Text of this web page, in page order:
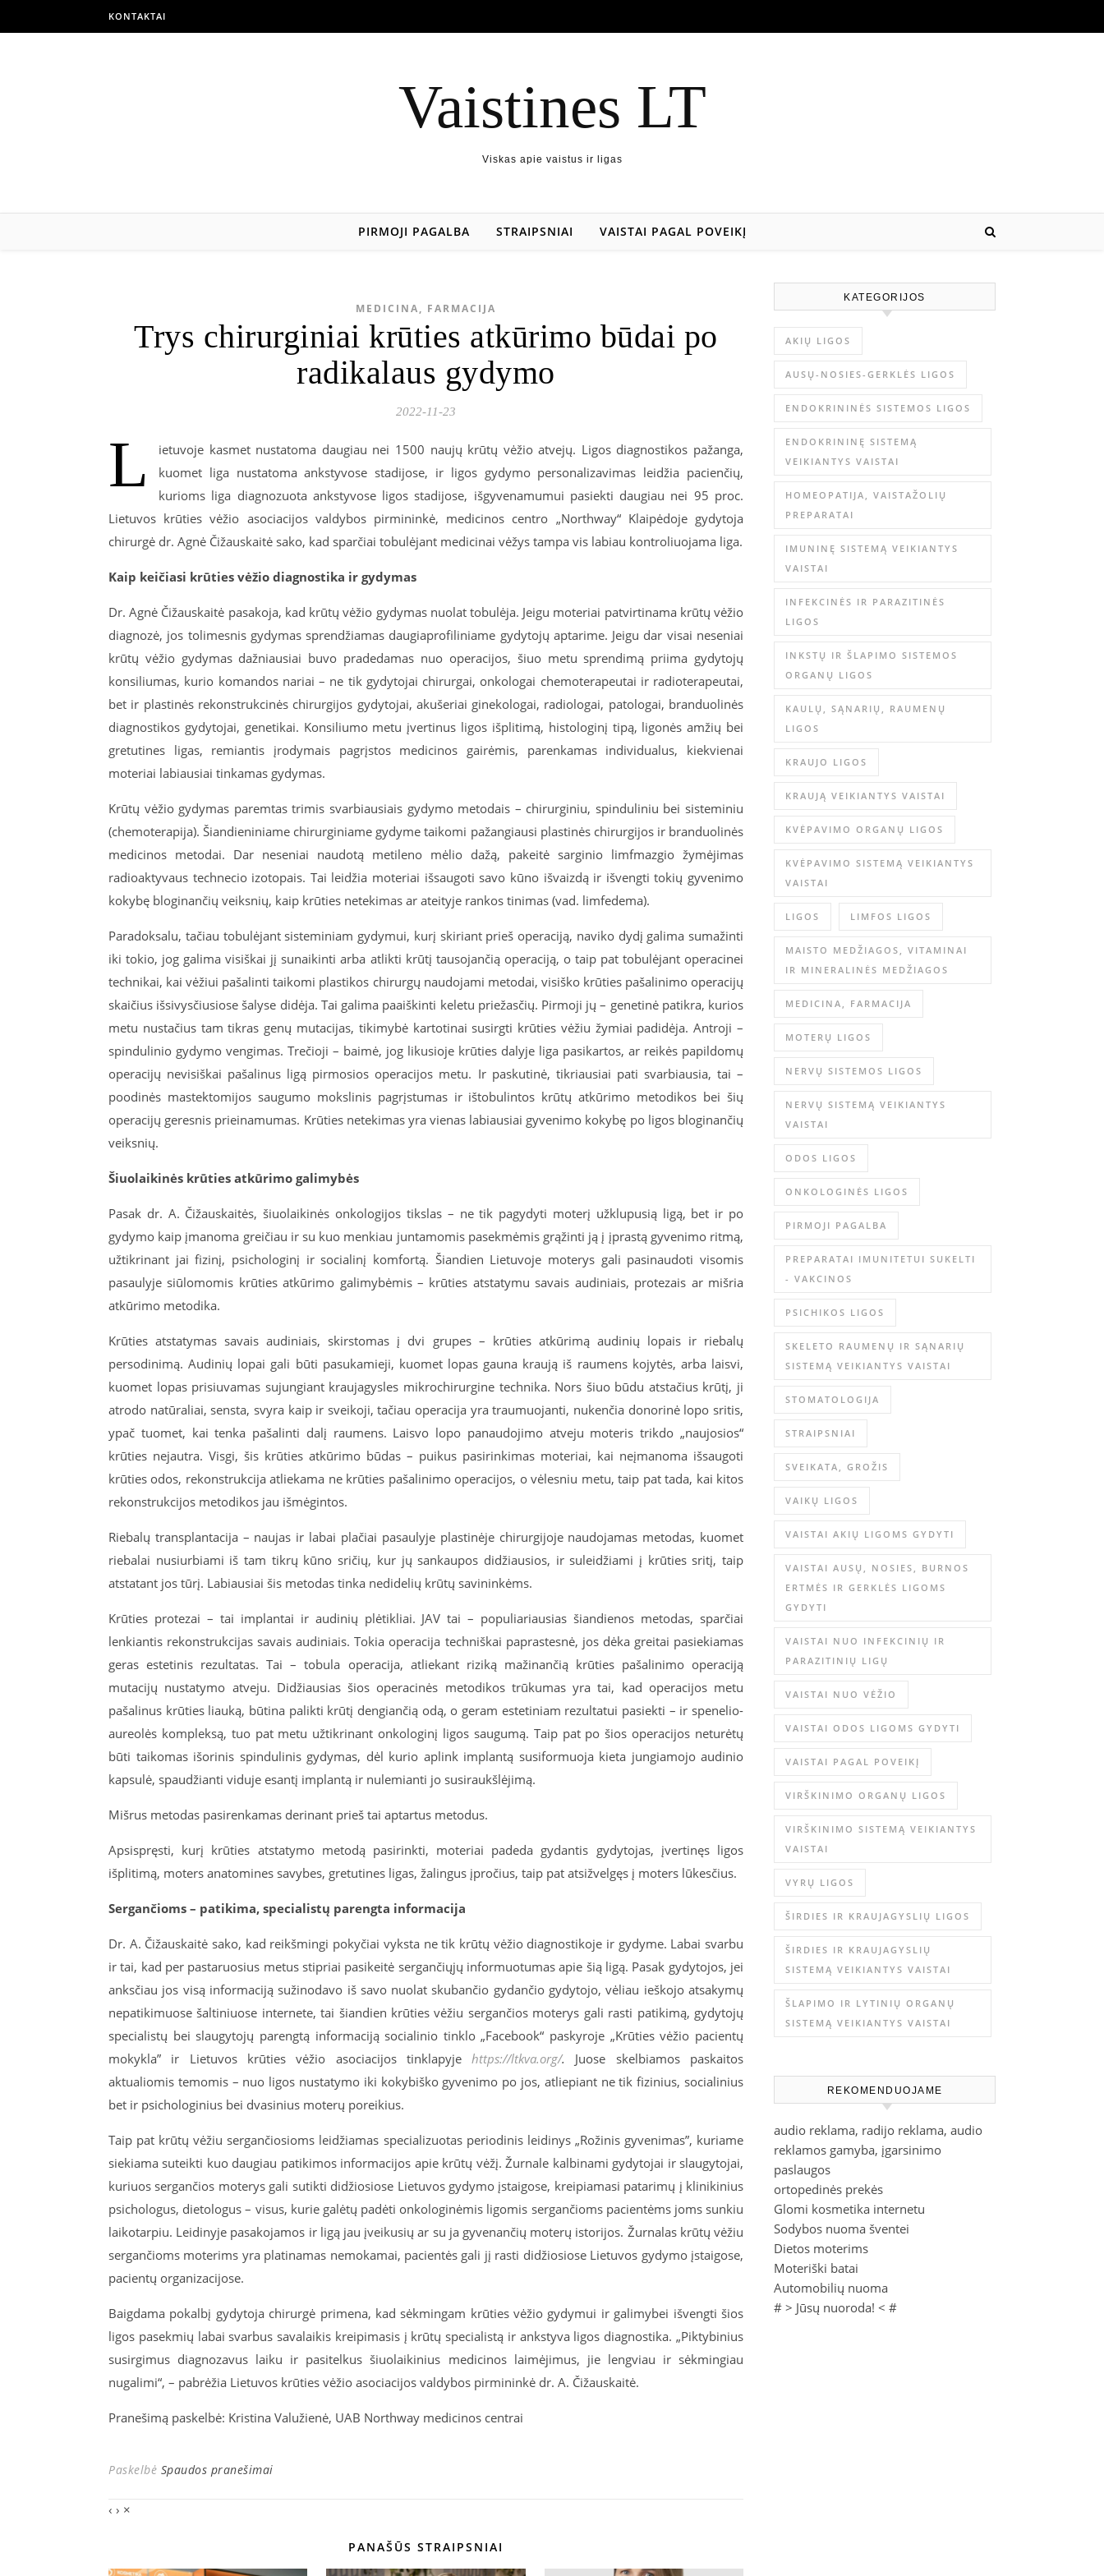
KONTAKTAI
Vaistines LT
Viskas apie vaistus ir ligas
PIRMOJI PAGALBA STRAIPSNIAI VAISTAI PAGAL POVEIKĮ
MEDICINA, FARMACIJA
Trys chirurginiai krūties atkūrimo būdai po
radikalaus gydymo
2022-11-23
L
ietuvoje kasmet nustatoma daugiau nei 1500 naujų krūtų vėžio atvejų. Ligos diagnostikos pažanga,
kuomet liga nustatoma ankstyvose stadijose, ir ligos gydymo personalizavimas leidžia pacienčių,
kurioms liga diagnozuota ankstyvose ligos stadijose, išgyvenamumui pasiekti daugiau nei 95 proc.
Lietuvos krūties vėžio asociacijos valdybos pirmininkė, medicinos centro „Northway“ Klaipėdoje gydytoja
chirurgė dr. Agnė Čižauskaitė sako, kad sparčiai tobulėjant medicinai vėžys tampa vis labiau kontroliuojama liga.
Kaip keičiasi krūties vėžio diagnostika ir gydymas
Dr. Agnė Čižauskaitė pasakoja, kad krūtų vėžio gydymas nuolat tobulėja. Jeigu moteriai patvirtinama krūtų vėžio
diagnozė, jos tolimesnis gydymas sprendžiamas daugiaprofiliniame gydytojų aptarime. Jeigu dar visai neseniai
krūtų vėžio gydymas dažniausiai buvo pradedamas nuo operacijos, šiuo metu sprendimą priima gydytojų
konsiliumas, kurio komandos nariai – ne tik gydytojai chirurgai, onkologai chemoterapeutai ir radioterapeutai,
bet ir plastinės rekonstrukcinės chirurgijos gydytojai, akušeriai ginekologai, radiologai, patologai, branduolinės
diagnostikos gydytojai, genetikai. Konsiliumo metu įvertinus ligos išplitimą, histologinį tipą, ligonės amžių bei
gretutines ligas, remiantis įrodymais pagrįstos medicinos gairėmis, parenkamas individualus, kiekvienai
moteriai labiausiai tinkamas gydymas.
Krūtų vėžio gydymas paremtas trimis svarbiausiais gydymo metodais – chirurginiu, spinduliniu bei sisteminiu
(chemoterapija). Šiandieniniame chirurginiame gydyme taikomi pažangiausi plastinės chirurgijos ir branduolinės
medicinos metodai. Dar neseniai naudotą metileno mėlio dažą, pakeitė sarginio limfmazgio žymėjimas
radioaktyvaus technecio izotopais. Tai leidžia moteriai išsaugoti savo kūno išvaizdą ir išvengti tokių gyvenimo
kokybę bloginančių veiksnių, kaip krūties netekimas ar ateityje rankos tinimas (vad. limfedema).
Paradoksalu, tačiau tobulėjant sisteminiam gydymui, kurį skiriant prieš operaciją, naviko dydį galima sumažinti
iki tokio, jog galima visiškai jį sunaikinti arba atlikti krūtį tausojančią operaciją, o taip pat tobulėjant operacinei
technikai, kai vėžiui pašalinti taikomi plastikos chirurgų naudojami metodai, visiško krūties pašalinimo operacijų
skaičius išsivysčiusiose šalyse didėja. Tai galima paaiškinti keletu priežasčių. Pirmoji jų – genetinė patikra, kurios
metu nustačius tam tikras genų mutacijas, tikimybė kartotinai susirgti krūties vėžiu žymiai padidėja. Antroji –
spindulinio gydymo vengimas. Trečioji – baimė, jog likusioje krūties dalyje liga pasikartos, ar reikės papildomų
operacijų nevisiškai pašalinus ligą pirmosios operacijos metu. Ir paskutinė, tikriausiai pati svarbiausia, tai –
poodinės mastektomijos saugumo mokslinis pagrįstumas ir ištobulintos krūtų atkūrimo metodikos bei šių
operacijų geresnis prieinamumas. Krūties netekimas yra vienas labiausiai gyvenimo kokybę po ligos bloginančių
veiksnių.
Šiuolaikinės krūties atkūrimo galimybės
Pasak dr. A. Čižauskaitės, šiuolaikinės onkologijos tikslas – ne tik pagydyti moterį užklupusią ligą, bet ir po
gydymo kaip įmanoma greičiau ir su kuo menkiau juntamomis pasekmėmis grąžinti ją į įprastą gyvenimo ritmą,
užtikrinant jai fizinį, psichologinį ir socialinį komfortą. Šiandien Lietuvoje moterys gali pasinaudoti visomis
pasaulyje siūlomomis krūties atkūrimo galimybėmis – krūties atstatymu savais audiniais, protezais ar mišria
atkūrimo metodika.
Krūties atstatymas savais audiniais, skirstomas į dvi grupes – krūties atkūrimą audinių lopais ir riebalų
persodinimą. Audinių lopai gali būti pasukamieji, kuomet lopas gauna kraują iš raumens kojytės, arba laisvi,
kuomet lopas prisiuvamas sujungiant kraujagysles mikrochirurgine technika. Nors šiuo būdu atstačius krūtį, ji
atrodo natūraliai, sensta, svyra kaip ir sveikoji, tačiau operacija yra traumuojanti, nukenčia donorinė lopo sritis,
ypač tuomet, kai tenka pašalinti dalį raumens. Laisvo lopo panaudojimo atveju moteris trikdo „naujosios“
krūties nejautra. Visgi, šis krūties atkūrimo būdas – puikus pasirinkimas moteriai, kai neįmanoma išsaugoti
krūties odos, rekonstrukcija atliekama ne krūties pašalinimo operacijos, o vėlesniu metu, taip pat tada, kai kitos
rekonstrukcijos metodikos jau išmėgintos.
Riebalų transplantacija – naujas ir labai plačiai pasaulyje plastinėje chirurgijoje naudojamas metodas, kuomet
riebalai nusiurbiami iš tam tikrų kūno sričių, kur jų sankaupos didžiausios, ir suleidžiami į krūties sritį, taip
atstatant jos tūrį. Labiausiai šis metodas tinka nedidelių krūtų savininkėms.
Krūties protezai – tai implantai ir audinių plėtikliai. JAV tai – populiariausias šiandienos metodas, sparčiai
lenkiantis rekonstrukcijas savais audiniais. Tokia operacija techniškai paprastesnė, jos dėka greitai pasiekiamas
geras estetinis rezultatas. Tai – tobula operacija, atliekant riziką mažinančią krūties pašalinimo operaciją
mutacijų nustatymo atveju. Didžiausias šios operacinės metodikos trūkumas yra tai, kad operacijos metu
pašalinus krūties liauką, būtina palikti krūtį dengiančią odą, o geram estetiniam rezultatui pasiekti – ir spenelio-
aureolės kompleksą, tuo pat metu užtikrinant onkologinį ligos saugumą. Taip pat po šios operacijos neturėtų
būti taikomas išorinis spindulinis gydymas, dėl kurio aplink implantą susiformuoja kieta jungiamojo audinio
kapsulė, spaudžianti viduje esantį implantą ir nulemianti jo susiraukšlėjimą.
Mišrus metodas pasirenkamas derinant prieš tai aptartus metodus.
Apsispręsti, kurį krūties atstatymo metodą pasirinkti, moteriai padeda gydantis gydytojas, įvertinęs ligos
išplitimą, moters anatomines savybes, gretutines ligas, žalingus įpročius, taip pat atsižvelgęs į moters lūkesčius.
Sergančioms – patikima, specialistų parengta informacija
Dr. A. Čižauskaitė sako, kad reikšmingi pokyčiai vyksta ne tik krūtų vėžio diagnostikoje ir gydyme. Labai svarbu
ir tai, kad per pastaruosius metus stipriai pasikeitė sergančiųjų informuotumas apie šią ligą. Pasak gydytojos, jei
anksčiau jos visą informaciją sužinodavo iš savo nuolat skubančio gydančio gydytojo, vėliau ieškojo atsakymų
nepatikimuose šaltiniuose internete, tai šiandien krūties vėžiu sergančios moterys gali rasti patikimą, gydytojų
specialistų bei slaugytojų parengtą informaciją socialinio tinklo „Facebook“ paskyroje „Krūties vėžio pacientų
mokykla” ir Lietuvos krūties vėžio asociacijos tinklapyjehttps://ltkva.org/. Juose skelbiamos paskaitos
aktualiomis temomis – nuo ligos nustatymo iki kokybiško gyvenimo po jos, atliepiant ne tik fizinius, socialinius
bet ir psichologinius bei dvasinius moterų poreikius.
Taip pat krūtų vėžiu sergančiosioms leidžiamas specializuotas periodinis leidinys „Rožinis gyvenimas”, kuriame
siekiama suteikti kuo daugiau patikimos informacijos apie krūtų vėžį. Žurnale kalbinami gydytojai ir slaugytojai,
kuriuos sergančios moterys gali sutikti didžiosiose Lietuvos gydymo įstaigose, kreipiamasi patarimų į klinikinius
psichologus, dietologus – visus, kurie galėtų padėti onkologinėmis ligomis sergančioms pacientėms joms sunkiu
laikotarpiu. Leidinyje pasakojamos ir ligą jau įveikusių ar su ja gyvenančių moterų istorijos. Žurnalas krūtų vėžiu
sergančioms moterims yra platinamas nemokamai, pacientės gali jį rasti didžiosiose Lietuvos gydymo įstaigose,
pacientų organizacijose.
Baigdama pokalbį gydytoja chirurgė primena, kad sėkmingam krūties vėžio gydymui ir galimybei išvengti šios
ligos pasekmių labai svarbus savalaikis kreipimasis į krūtų specialistą ir ankstyva ligos diagnostika. „Piktybinius
susirgimus diagnozavus laiku ir pasitelkus šiuolaikinius medicinos laimėjimus, jie lengviau ir sėkmingiau
nugalimi“, – pabrėžia Lietuvos krūties vėžio asociacijos valdybos pirmininkė dr. A. Čižauskaitė.
Pranešimą paskelbė: Kristina Valužienė, UAB Northway medicinos centrai
Paskelbė Spaudos pranešimai
‹ › ×
PANAŠŪS STRAIPSNIAI
KATEGORIJOS
AKIŲ LIGOS
AUSŲ-NOSIES-GERKLĖS LIGOS
ENDOKRININĖS SISTEMOS LIGOS
ENDOKRININĘ SISTEMĄ
VEIKIANTYS VAISTAI
HOMEOPATIJA, VAISTAŽOLIŲ
PREPARATAI
IMUNINĘ SISTEMĄ VEIKIANTYS
VAISTAI
INFEKCINĖS IR PARAZITINĖS
LIGOS
INKSTŲ IR ŠLAPIMO SISTEMOS
ORGANŲ LIGOS
KAULŲ, SĄNARIŲ, RAUMENŲ
LIGOS
KRAUJO LIGOS
KRAUJĄ VEIKIANTYS VAISTAI
KVĖPAVIMO ORGANŲ LIGOS
KVĖPAVIMO SISTEMĄ VEIKIANTYS
VAISTAI
LIGOS LIMFOS LIGOS
MAISTO MEDŽIAGOS, VITAMINAI
IR MINERALINĖS MEDŽIAGOS
MEDICINA, FARMACIJA
MOTERŲ LIGOS
NERVŲ SISTEMOS LIGOS
NERVŲ SISTEMĄ VEIKIANTYS
VAISTAI
ODOS LIGOS
ONKOLOGINĖS LIGOS
PIRMOJI PAGALBA
PREPARATAI IMUNITETUI SUKELTI
- VAKCINOS
PSICHIKOS LIGOS
SKELETO RAUMENŲ IR SĄNARIŲ
SISTEMĄ VEIKIANTYS VAISTAI
STOMATOLOGIJA
STRAIPSNIAI
SVEIKATA, GROŽIS
VAIKŲ LIGOS
VAISTAI AKIŲ LIGOMS GYDYTI
VAISTAI AUSŲ, NOSIES, BURNOS
ERTMĖS IR GERKLĖS LIGOMS
GYDYTI
VAISTAI NUO INFEKCINIŲ IR
PARAZITINIŲ LIGŲ
VAISTAI NUO VĖŽIO
VAISTAI ODOS LIGOMS GYDYTI
VAISTAI PAGAL POVEIKĮ
VIRŠKINIMO ORGANŲ LIGOS
VIRŠKINIMO SISTEMĄ VEIKIANTYS
VAISTAI
VYRŲ LIGOS
ŠIRDIES IR KRAUJAGYSLIŲ LIGOS
ŠIRDIES IR KRAUJAGYSLIŲ
SISTEMĄ VEIKIANTYS VAISTAI
ŠLAPIMO IR LYTINIŲ ORGANŲ
SISTEMĄ VEIKIANTYS VAISTAI
REKOMENDUOJAME
audio reklama, radijo reklama, audio
reklamos gamyba, įgarsinimo
paslaugos
ortopedinės prekės
Glomi kosmetika internetu
Sodybos nuoma šventei
Dietos moterims
Moteriški batai
Automobilių nuoma
# > Jūsų nuoroda! < #